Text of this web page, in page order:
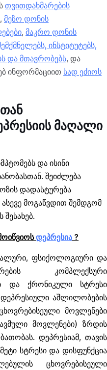
თვითდახმარების
, მეზო დონის
, მაკრო დონის
ინსტიტუტებს,
და მთავრობებს, და
ინფორმაციით სად ეძიოს
მაღალი
და ისინი
შეიძლება
დადასტურება
მოგაწვდით შემდგომ
დეპრესია ?
ფსიქოლოგიური და
კომპლექსური
და ქრონიკული სტრესი
აშლილობების
მოვლენები
მოვლენები) ზრდის
დეპრესიამ, თავის
სტრესი და დისფუნქცია
ცხოვრებისეული